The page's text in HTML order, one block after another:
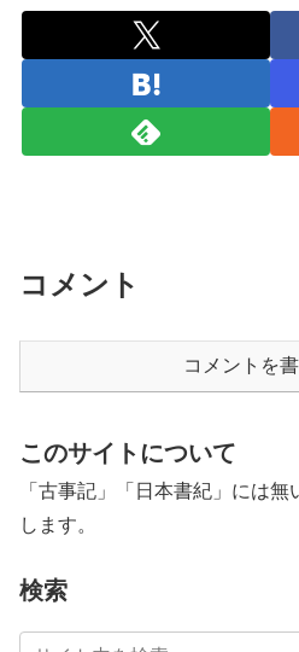
コメント
コメントを
このサイトについて
「古事記」「日本書紀」には
します。
検索